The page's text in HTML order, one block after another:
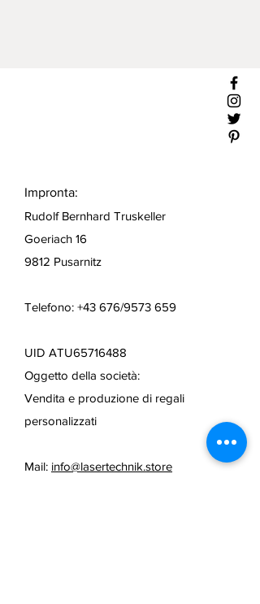
Impronta:
Rudolf Bernhard Truskeller
Goeriach 16
9812 Pusarnitz
Telefono: +43 676/9573 659
UID ATU65716488
Oggetto della società:
Vendita e produzione di regali
personalizzati
Mail: info@lasertechnik.store